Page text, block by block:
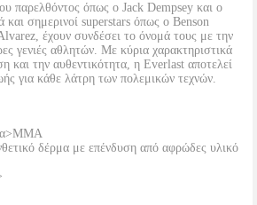
παρελθόντος όπως ο Jack Dempsey και ο
σημερινοί superstars όπως ο Benson
έχουν συνδέσει το όνομά τους με την
γενιές αθλητών. Με κύρια χαρακτηριστικά
και την αυθεντικότητα, η Everlast αποτελεί
για κάθε λάτρη των πολεμικών τεχνών.
δέρμα με επένδυση από αφρώδες υλικό